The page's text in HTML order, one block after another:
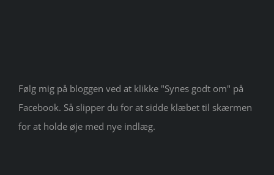
Følg mig på bloggen ved at klikke "Synes godt om" på
Facebook. Så slipper du for at sidde klæbet til skærmen
for at holde øje med nye indlæg.